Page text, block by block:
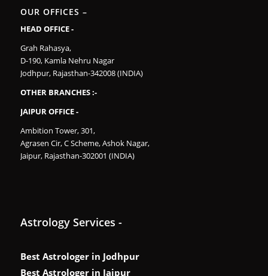
OUR OFFICES –
HEAD OFFICE -
Grah Rahasya,
D-190, Kamla Nehru Nagar
Jodhpur, Rajasthan-342008 (INDIA)
OTHER BRANCHES :-
JAIPUR OFFICE -
Ambition Tower, 301,
Agrasen Cir, C Scheme, Ashok Nagar,
Jaipur, Rajasthan-302001 (INDIA)
Astrology Services -
Best Astrologer in Jodhpur
Best Astrologer in Jaipur